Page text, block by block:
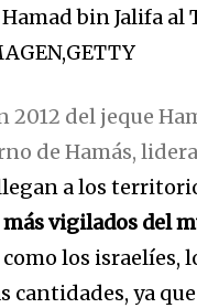
GETTY
2012 del jeque
de Hamás,
a los
vigilados del
los israelíes,
cantidades, ya